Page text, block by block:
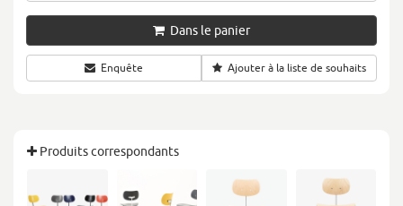
Dans le panier
Enquête Ajouter à la liste de souhaits
Produits correspondants